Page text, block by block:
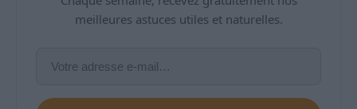
meilleures astuces utiles et naturelles.